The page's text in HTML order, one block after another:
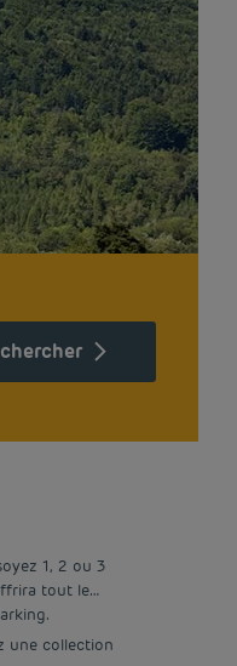
keyboard shortcuts for
mark key to get the
1, 2 ou 3
tout le
une collection